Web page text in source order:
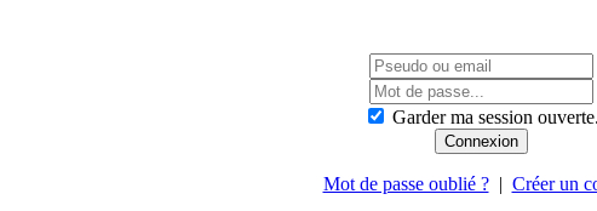
Garder ma session ouverte.
Mot de passe oublié ?| Créer un